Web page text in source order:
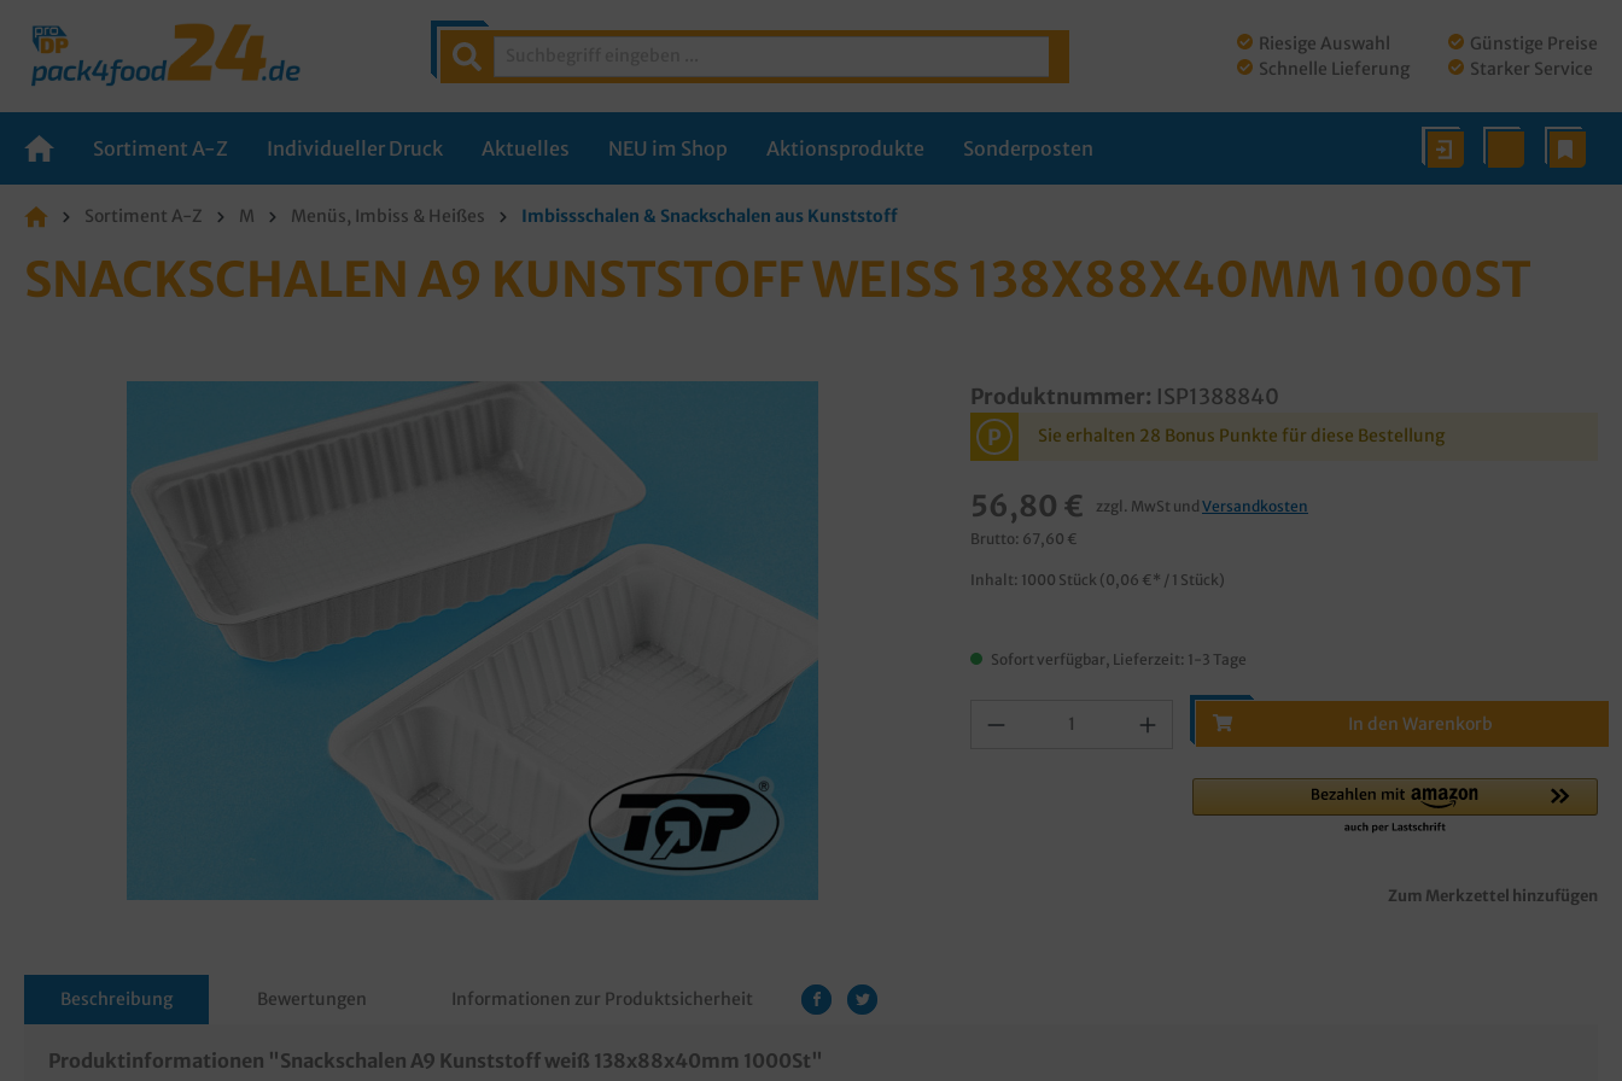
Riesige Auswahl
Schnelle Lieferung
Günstige Preise
Starker Service
Sortiment A-Z Individueller Druck Aktuelles NEU im Shop Aktionsprodukte Sonderposten
Sortiment A-Z M Menüs, Imbiss & Heißes Imbissschalen & Snackschalen aus Kunststoff
SNACKSCHALEN A9 KUNSTSTOFF WEISS 138X88X40MM 1000ST
Produktnummer: ISP1388840
P Sie erhalten 28 Bonus Punkte für diese Bestellung
56,80 € zzgl. MwSt und Versandkosten
Brutto: 67,60 €
Inhalt: 1000 Stück (0,06 €* / 1 Stück)
Sofort verfügbar, Lieferzeit: 1-3 Tage
In den Warenkorb
Zum Merkzettel hinzufügen
Beschreibung Bewertungen Informationen zur Produktsicherheit
Produktinformationen "Snackschalen A9 Kunststoff weiß 138x88x40mm 1000St"